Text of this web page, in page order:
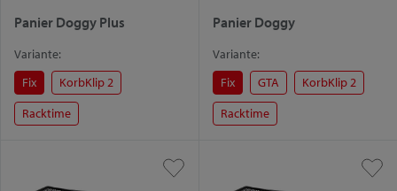
Panier Doggy Plus
Variante:
Fix
KorbKlip 2
Racktime
Panier Doggy
Variante:
Fix
GTA
KorbKlip 2
Racktime